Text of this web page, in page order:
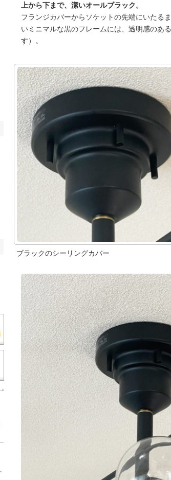
上から下まで、潔いオールブラック。
フランジカバーからソケットの先端にいたる
いミニマルな黒のフレームには、透明感のあ
す）。
ブラックのシーリングカバー